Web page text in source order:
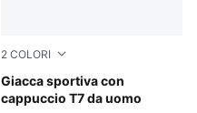
2 COLORI
Giacca sportiva con
cappuccio T7 da uomo
Flat Dark Gray